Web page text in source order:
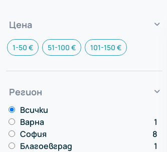
Цена
1-50 € 51-100 € 101-150 €
Регион
Всички
Варна
1
София
8
Благоевград
1